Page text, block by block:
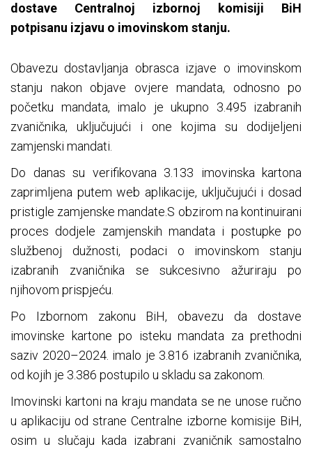
dostave Centralnoj izbornoj komisiji BiH
potpisanu izjavu o imovinskom stanju.
Obavezu dostavljanja obrasca izjave o imovinskom
stanju nakon objave ovjere mandata, odnosno po
početku mandata, imalo je ukupno 3.495 izabranih
zvaničnika, uključujući i one kojima su dodijeljeni
zamjenski mandati.
Do danas su verifikovana 3.133 imovinska kartona
zaprimljena putem web aplikacije, uključujući i dosad
pristigle zamjenske mandate.S obzirom na kontinuirani
proces dodjele zamjenskih mandata i postupke po
službenoj dužnosti, podaci o imovinskom stanju
izabranih zvaničnika se sukcesivno ažuriraju po
njihovom prispjeću.
Po Izbornom zakonu BiH, obavezu da dostave
imovinske kartone po isteku mandata za prethodni
saziv 2020–2024. imalo je 3.816 izabranih zvaničnika,
od kojih je 3.386 postupilo u skladu sa zakonom.
Imovinski kartoni na kraju mandata se ne unose ručno
u aplikaciju od strane Centralne izborne komisije BiH,
osim u slučaju kada izabrani zvaničnik samostalno